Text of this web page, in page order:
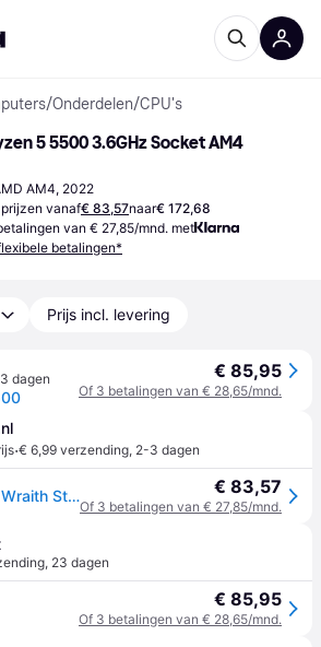
/Onderdelen/CPU's
5 5500 3.6GHz Socket AM4
AM4, 2022
vanaf€ 83,57naar€ 172,68
van € 27,85/mnd. met
betalingen*
Prijs incl. levering
dagen € 85,95
Of 3 betalingen van € 28,65/mnd.
·€ 6,99 verzending, 2-3 dagen
AMD Ryzen 5 5500 Wraith Stealth CPU - 6 kernen - 3.6 GHz - AMD AM4 - AMD Boxed (met koeler) € 83,57
Of 3 betalingen van € 27,85/mnd.
, 23 dagen
€ 85,95
Of 3 betalingen van € 28,65/mnd.